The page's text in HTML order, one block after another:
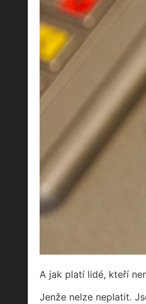
A jak platí lidé, kteří
Jenže nelze neplatit.